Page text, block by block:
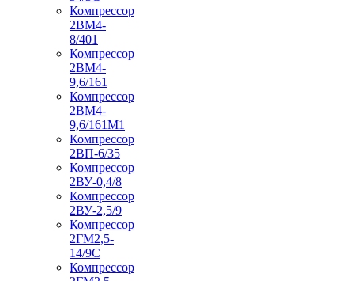
Компрессор
2ВМ4-
8/401
Компрессор
2ВМ4-
9,6/161
Компрессор
2ВМ4-
9,6/161М1
Компрессор
2ВП-6/35
Компрессор
2ВУ-0,4/8
Компрессор
2ВУ-2,5/9
Компрессор
2ГМ2,5-
14/9С
Компрессор